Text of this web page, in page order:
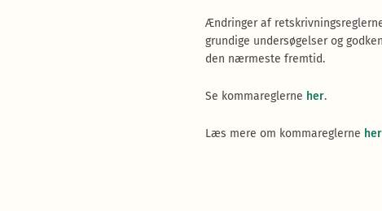
Ændringer af
grundige undersøgelser og
den nærmeste fremtid.
Se kommareglerne her.
Læs mere om kommareglerne her